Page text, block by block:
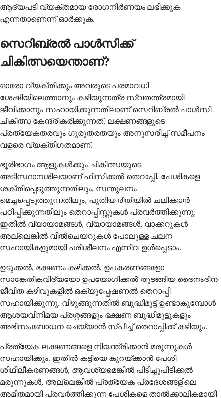
ആദ്യപടി വ്യക്തമായ രോഗനിർണയം ലഭിക്കുക
എന്നതാണെന്ന് ഓർക്കുക.
സെറിബ്രൽ പാൾസിക്ക്
ചികിത്സയെന്താണ്?
ഓരോ വ്യക്തിക്കും അവരുടെ പരമാവധി
ശേഷിയിലെത്താനും കഴിയുന്നത്ര സ്വതന്ത്രമായി
ജീവിക്കാനും സഹായിക്കുന്നതിലാണ് സെറിബ്രൽ പാൾസി
ചികിത്സ കേന്ദ്രീകരിക്കുന്നത്. ലക്ഷണങ്ങളുടെ
പ്രത്യേകതരവും ഗുരുതരതയും അനുസരിച്ച് സമീപനം
വളരെ വ്യക്തിഗതമാണ്.
ഭൂരിഭാഗം ആളുകൾക്കും ചികിത്സയുടെ
അടിസ്ഥാനശിലയാണ് ഫിസിക്കൽ തെറാപ്പി. പേശികളെ
ശക്തിപ്പെടുത്തുന്നതിലും, സന്തുലനം
മെച്ചപ്പെടുത്തുന്നതിലും, പുതിയ രീതിയിൽ ചലിക്കാൻ
പഠിപ്പിക്കുന്നതിലും തെറാപ്പിസ്റ്റുകൾ പ്രവർത്തിക്കുന്നു.
ഇതിൽ വ്യായാമങ്ങൾ, വ്യായാമങ്ങൾ, വാക്കറുകൾ
അല്ലെങ്കിൽ വീൽചെയറുകൾ പോലുള്ള ചലന
സഹായികളുമായി പരിശീലനം എന്നിവ ഉൾപ്പെടാം.
ഉടുക്കൽ, ഭക്ഷണം കഴിക്കൽ, ഉപകരണങ്ങളോ
സാങ്കേതികവിദ്യയോ ഉപയോഗിക്കൽ തുടങ്ങിയ ദൈനംദിന
ജീവിത കഴിവുകളിൽ ഒക്യുപ്പേഷണൽ തെറാപ്പി
സഹായിക്കുന്നു. വിഴുങ്ങുന്നതിൽ ബുദ്ധിമുട്ട് ഉണ്ടാകുമ്പോൾ
ആശയവിനിമയ പ്രശ്നങ്ങളും ഭക്ഷണ ബുദ്ധിമുട്ടുകളും
അഭിസംബോധന ചെയ്യാൻ സ്പീച്ച് തെറാപ്പിക്ക് കഴിയും.
പ്രത്യേക ലക്ഷണങ്ങളെ നിയന്ത്രിക്കാൻ മരുന്നുകൾ
സഹായിക്കും. ഇതിൽ കട്ടിയെ കുറയ്ക്കാൻ പേശി
ശിഥിലീകരണങ്ങൾ, ആവശ്യമെങ്കിൽ പിടിച്ചുപിടിക്കൽ
മരുന്നുകൾ, അല്ലെങ്കിൽ പ്രത്യേക പ്രദേശങ്ങളിലെ
അമിതമായി പ്രവർത്തിക്കുന്ന പേശികളെ താൽക്കാലികമായി